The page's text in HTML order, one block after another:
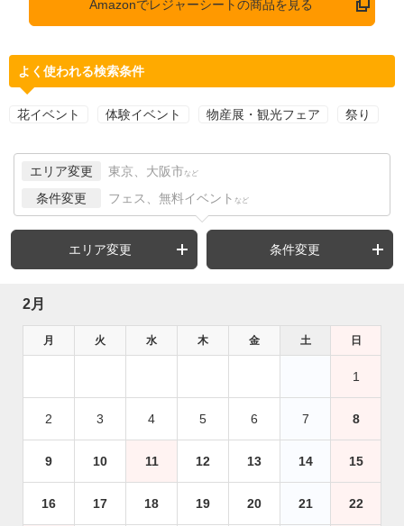
Amazonでレジャーシートの商品を見る
よく使われる検索条件
花イベント 体験イベント 物産展・観光フェア 祭り
エリア変更 東京、大阪市 など
条件変更 フェス、無料イベント など
エリア変更 条件変更
2月
月 火 水 木 金 土 日
1
2 3 4 5 6 7 8
9 10 11 12 13 14 15
16 17 18 19 20 21 22